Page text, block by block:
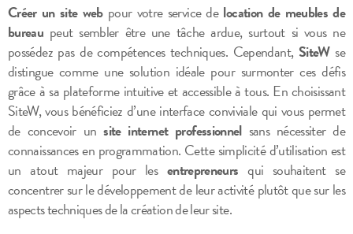
Créer un site webpour votre service de location de meubles de
bureau peut sembler être une tâche ardue, surtout si vous ne
possédez pas de compétences techniques. Cependant, SiteWse
distingue comme une solution idéale pour surmonter ces défis
grâce à sa plateforme intuitive et accessible à tous. En choisissant
SiteW, vous bénéficiez d’une interface conviviale qui vous permet
de concevoir unsite internet professionnelsans nécessiter de
connaissances en programmation. Cette simplicité d’utilisation est
un atout majeur pour les entrepreneurs qui souhaitent se
concentrer sur le développement de leur activité plutôt que sur les
aspects techniques de la création de leur site.